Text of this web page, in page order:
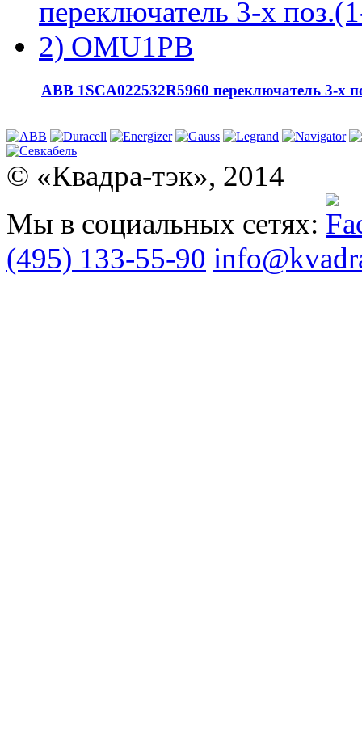
АВВ 1SCA022532R5960 переключатель 3-х
© «Квадра-тэк», 2014
Мы в социальных сетях:
(495) 133-55-90